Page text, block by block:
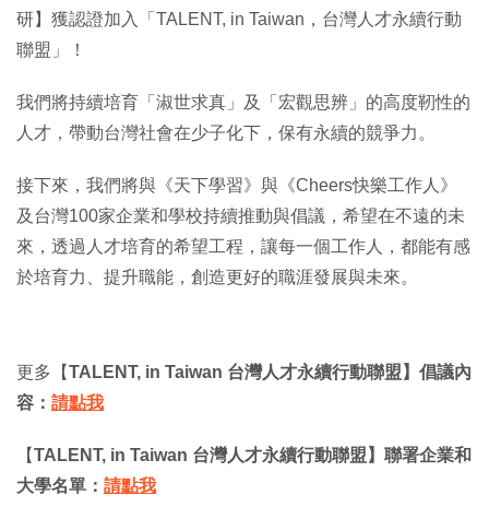
研】獲認證加入「TALENT, in Taiwan，台灣人才永續行動
聯盟」！
我們將持續培育「淑世求真」及「宏觀思辨」的高度靭性的
人才，帶動台灣社會在少子化下，保有永續的競爭力。
接下來，我們將與《天下學習》與《Cheers快樂工作人》
及台灣100家企業和學校持續推動與倡議，希望在不遠的未
來，透過人才培育的希望工程，讓每一個工作人，都能有感
於培育力、提升職能，創造更好的職涯發展與未來。
更多【TALENT, in Taiwan 台灣人才永續行動聯盟】倡議內
容： 請點我
【TALENT, in Taiwan 台灣人才永續行動聯盟】聯署企業和
大學名單： 請點我